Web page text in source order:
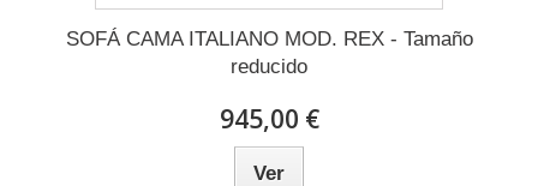
SOFÁ CAMA ITALIANO MOD. REX - Tamaño
reducido
945,00 €
Ver